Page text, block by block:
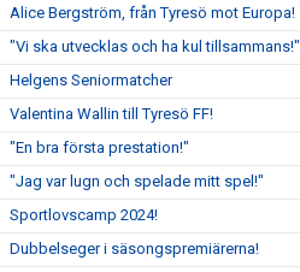
Alice Bergström, från Tyresö mot Europa!
"Vi ska utvecklas och ha kul tillsammans!"
Helgens Seniormatcher
Valentina Wallin till Tyresö FF!
"En bra första prestation!"
"Jag var lugn och spelade mitt spel!"
Sportlovscamp 2024!
Dubbelseger i säsongspremiärerna!